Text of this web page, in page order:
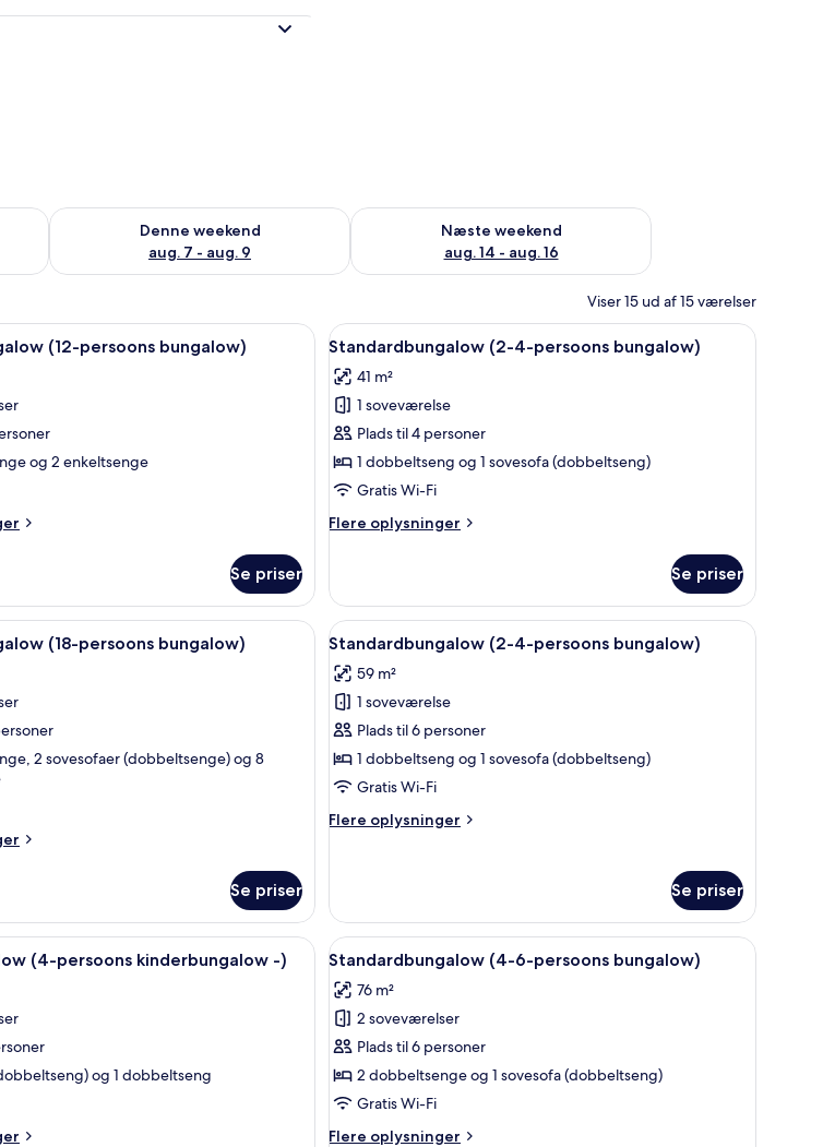
7 - aug. 8
Denne weekend
aug. 7 - aug. 9
Tjek tilgængelighed for denne weekend aug. 7 - aug. 9
Næste weekend
aug. 14 - aug. 16
Tjek tilgængelighed for næste weekend aug. 14 - aug. 16
Viser 15 ud af 15 værelser
Standardbungalow (12-persoons bungalow) | Udendørsområde
(12-persoons bungalow)
og 2 enkeltsenge
Se priser
Indlæs
alle
billeder
af
Standardbungalow
(2-
4-
bungalow)
Standardbungalow (2-4-persoons
12
Standardbungalow (2-4-persoons bungalow)
41 m²
1 soveværelse
Plads til 4 personer
1 dobbeltseng og 1 sovesofa (dobbeltseng)
Gratis Wi-Fi
Flere oplysninger
Flere
(2-
4-
persoons
Se priser
Standardbungalow (18-persoons bungalow) | Udendørsområde
(18-persoons bungalow)
2 sovesofaer (dobbeltsenge) og 8
Se priser
Indlæs
alle
billeder
af
Standardbungalow
(2-
4-
bungalow)
Standardbungalow (2-4-persoons
15
Standardbungalow (2-4-persoons bungalow)
59 m²
1 soveværelse
Plads til 6 personer
1 dobbeltseng og 1 sovesofa (dobbeltseng)
Gratis Wi-Fi
Flere oplysninger
Flere
4-
persoons
bungalow)
Se priser
Familiebungalow (4-persoons kinderbungalow -) | Udendørsområde
(4-persoons kinderbungalow -)
og 1 dobbeltseng
Indlæs
alle
billeder
af
Standardbungalow
(4-
6-
17
Standardbungalow (4-6-persoons bungalow)
76 m²
2 soveværelser
Plads til 6 personer
2 dobbeltsenge og 1 sovesofa (dobbeltseng)
Gratis Wi-Fi
Flere oplysninger
Flere